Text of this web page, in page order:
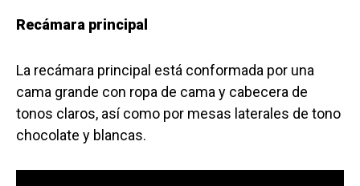
Recámara principal
La recámara principal está conformada por una
cama grande con ropa de cama y cabecera de
tonos claros, así como por mesas laterales de tono
chocolate y blancas.